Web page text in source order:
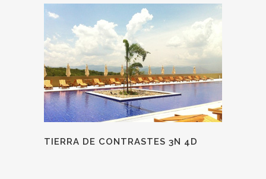
TIERRA DE CONTRASTES 3N 4D